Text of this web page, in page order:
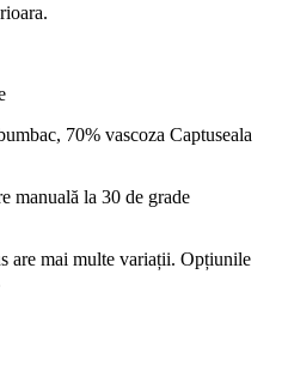
70% vascoza Captuseala
manuală la 30 de grade
are mai multe variații. Opțiunile